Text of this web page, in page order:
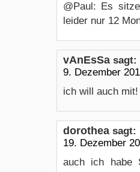
@Paul: Es
leider nur 12
vAnEsSa sagt:
9. Dezember
ich will auch mit!
dorothea sagt:
19. Dezember
auch ich habe